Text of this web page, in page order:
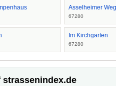
Asselheimer Weg
67280
Im Kirchgarten
67280